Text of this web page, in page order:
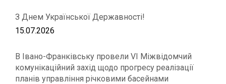
З Днем Української Державності!
15.07.2026
В Івано-Франківську провели VІ Міжвідомчий
комунікаційний захід щодо прогресу реалізації
планів управління річковими басейнами